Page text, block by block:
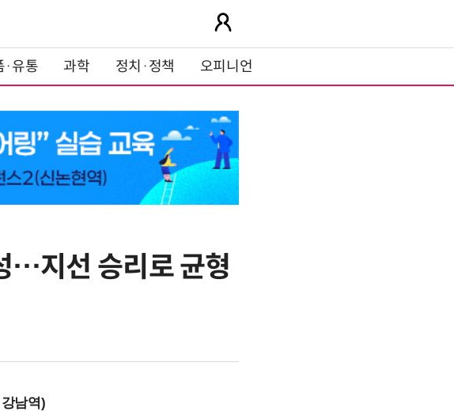
·유통 과학 정치·정책 오피니언
…지선 승리로 균형
남역)